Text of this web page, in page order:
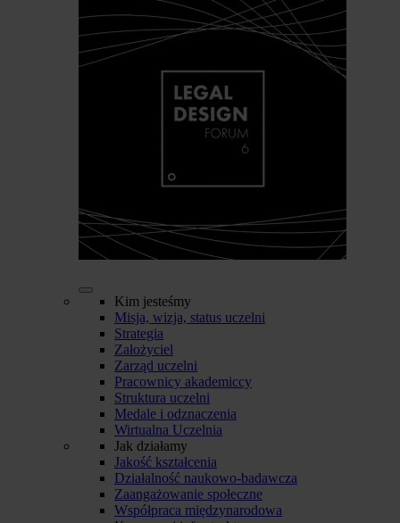
Kim jesteśmy
Misja, wizja, status uczelni
Strategia
Założyciel
Zarząd uczelni
Pracownicy akademiccy
Struktura uczelni
Medale i odznaczenia
Wirtualna Uczelnia
Jak działamy
Jakość kształcenia
Działalność naukowo-badawcza
Zaangażowanie społeczne
Współpraca międzynarodowa